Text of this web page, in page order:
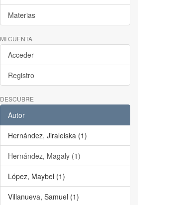
Materias
MI CUENTA
Acceder
Registro
DESCUBRE
Autor
Hernández, Jiraleiska (1)
Hernández, Magaly (1)
López, Maybel (1)
Villanueva, Samuel (1)